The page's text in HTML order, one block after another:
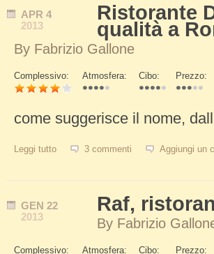
APR 4
2013
Ristorante
qualità a
By Fabrizio Gallone
Schede Verticali
Complessivo: Atmosfera: Cibo: Prezzo:
come suggerisce il nome,
Leggi tutto su Ristorante Dal Toscano, carne di
3 commenti Aggiungi un
GEN 22
2013
Raf,
By Fabrizio
Complessivo: Atmosfera: Cibo: Prezzo: